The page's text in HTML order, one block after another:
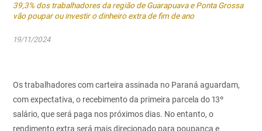
39,3% dos trabalhadores da região de Guarapuava e Ponta Grossa
vão poupar ou investir o dinheiro extra de fim de ano
19/11/2024
Os trabalhadores com carteira assinada no Paraná aguardam,
com expectativa, o recebimento da primeira parcela do 13º
salário, que será paga nos próximos dias. No entanto, o
rendimento extra será mais direcionado para poupança e